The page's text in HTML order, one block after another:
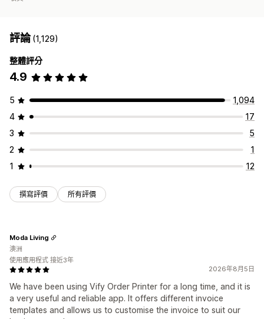
評論(1,129)
整體評分
4.9
5
1,094
4
17
3
5
2
1
1
12
撰寫評價 所有評價
2026年8月5日
We have been using Vify Order Printer for a long time, and it is
a very useful and reliable app. It offers different invoice
templates and allows us to customise the invoice to suit our
Moda Living
澳洲
使用應用程式 接近3年